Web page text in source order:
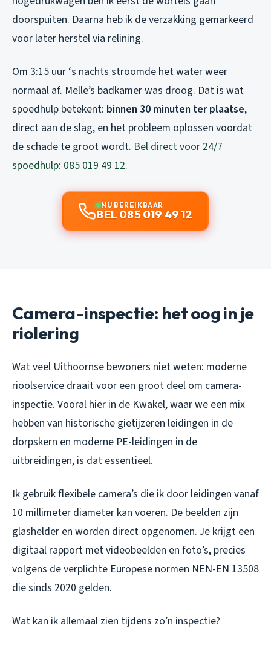
doorspuiten. Daarna heb ik de verzakking gemarkeerd
voor later herstel via relining.
Om 3:15 uur ‘s nachts stroomde het water weer
normaal af. Melle’s badkamer was droog. Dat is wat
spoedhulp betekent: binnen 30 minuten ter plaatse,
direct aan de slag, en het probleem oplossen voordat
de schade te groot wordt. Bel direct voor 24/7
spoedhulp: 085 019 49 12.
NU BEREIKBAAR
BEL 085 019 49 12
Camera-inspectie: het oog in je
riolering
Wat veel Uithoornse bewoners niet weten: moderne
rioolservice draait voor een groot deel om camera-
inspectie. Vooral hier in de Kwakel, waar we een mix
hebben van historische gietijzeren leidingen in de
dorpskern en moderne PE-leidingen in de
uitbreidingen, is dat essentieel.
Ik gebruik flexibele camera’s die ik door leidingen vanaf
10 millimeter diameter kan voeren. De beelden zijn
glashelder en worden direct opgenomen. Je krijgt een
digitaal rapport met videobeelden en foto’s, precies
volgens de verplichte Europese normen NEN-EN 13508
die sinds 2020 gelden.
Wat kan ik allemaal zien tijdens zo’n inspectie?